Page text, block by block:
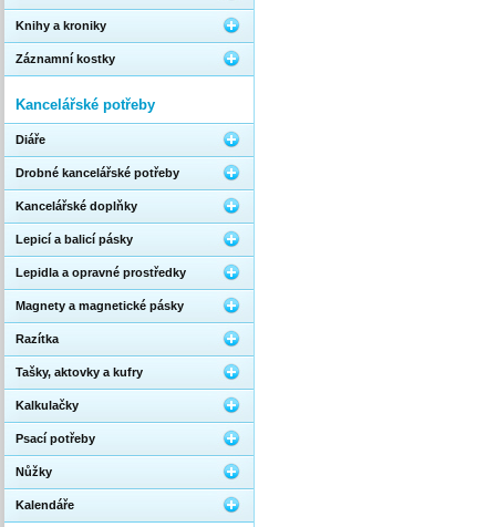
Knihy a kroniky
Záznamní kostky
Kancelářské potřeby
Diáře
Drobné kancelářské potřeby
Kancelářské doplňky
Lepicí a balicí pásky
Lepidla a opravné prostředky
Magnety a magnetické pásky
Razítka
Tašky, aktovky a kufry
Kalkulačky
Psací potřeby
Nůžky
Kalendáře